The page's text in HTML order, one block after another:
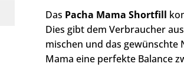
Das Pacha Mama Shortfill
Dies gibt dem Verbraucher
mischen und das gewünschte
Mama eine perfekte Balance